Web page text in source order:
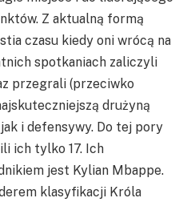
Z aktualną formą
czasu kiedy oni wrócą na
spotkaniach zaliczyli
przegrali (przeciwko
drużyną
i defensywy. Do tej pory
ich tylko 17. Ich
jest Kylian Mbappe.
klasyfikacji Króla